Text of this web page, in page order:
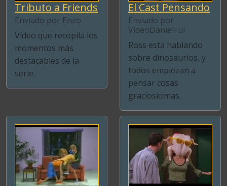
Tributo a Friends
Enviado por Enzo
Vídeo que recopila los
momentos más
destacables de la
serie.
El Cast Pensando
Enviado por
VideoDanielFul
Ross esta hablando
sobre dinosaurios, y
todos empiezan a
pensar cosas
graciosicimas.